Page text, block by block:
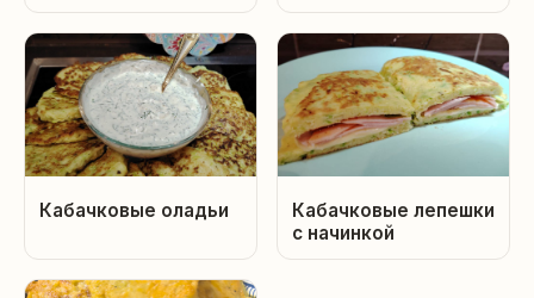
Кабачковые оладьи
Кабачковые лепешки
с начинкой